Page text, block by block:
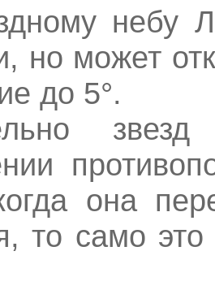
небу
но может
до 5°.
она
то само